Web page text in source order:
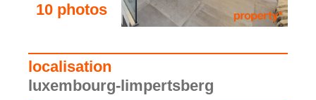
10 photos
localisation
luxembourg-limpertsberg